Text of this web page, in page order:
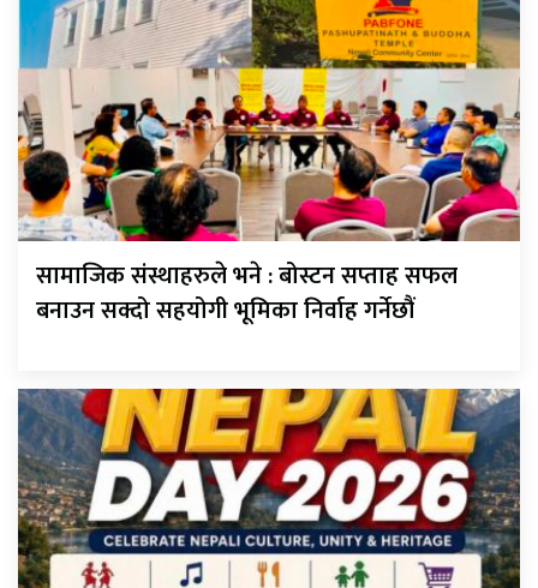
सामाजिक संस्थाहरुले भने : बोस्टन सप्ताह सफल
बनाउन सक्दो सहयोगी भूमिका निर्वाह गर्नेछौं